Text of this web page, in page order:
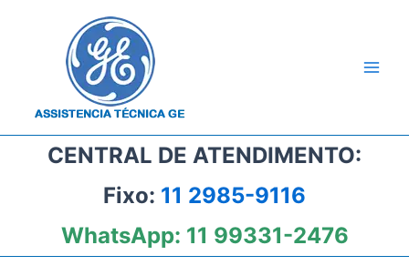
CENTRAL DE ATENDIMENTO:
Fixo: 11 2985-9116
WhatsApp: 11 99331-2476